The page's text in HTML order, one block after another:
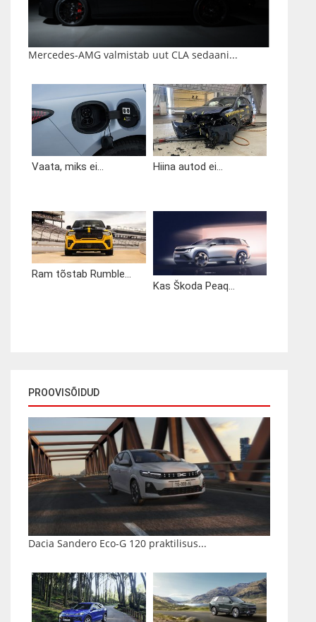
Mercedes-AMG valmistab uut CLA sedaani...
Vaata, miks ei... Hiina autod ei...
Ram tõstab Rumble...
Kas Škoda Peaq...
PROOVISÕIDUD
Dacia Sandero Eco-G 120 praktilisus...